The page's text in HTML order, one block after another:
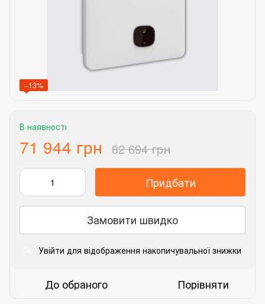
−13%
В наявності
71 944 грн 82 694 грн
Придбати
Замовити швидко
Увійти для відображення накопичувальної знижки
До обраного Порівняти